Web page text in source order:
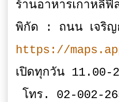
ร้านอาหารเกาหลีฟี
พิกัด : ถนน เจริญ
https://
เปิดทุกวัน 11.00-
โทร. 02-002-